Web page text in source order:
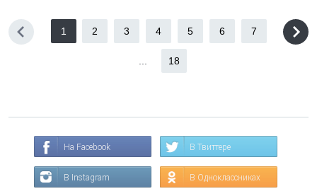
1 2 3 4 5 6 7
18
На Facebook В Твиттере
В Instagram В Одноклассниках